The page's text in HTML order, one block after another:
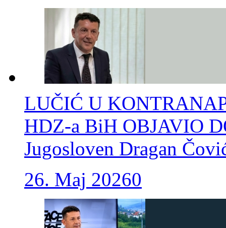
LUČIĆ U
HDZ-a BiH OBJAVIO
Jugosloven Dragan
26. Maj 20260